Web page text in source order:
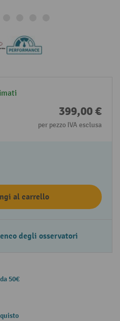
399,00 €
per pezzo IVA esclusa
al carrello
degli osservatori
50€